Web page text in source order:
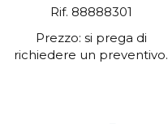
Rif. 88888301
Prezzo: si prega di
richiedere un preventivo.